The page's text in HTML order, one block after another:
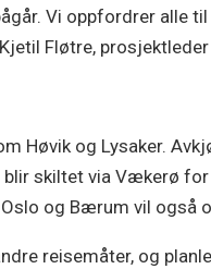
Vi oppfordrer alle
Fløtre,
Høvik og Lysaker.
skiltet via Vækerø
og Bærum vil også
reisemåter, og